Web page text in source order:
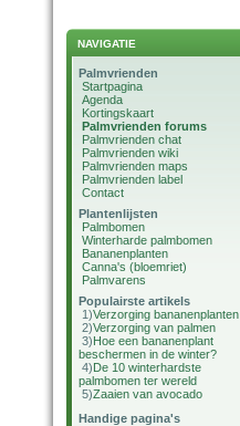
NAVIGATIE
Palmvrienden
Startpagina
Agenda
Kortingskaart
Palmvrienden forums
Palmvrienden chat
Palmvrienden wiki
Palmvrienden maps
Palmvrienden label
Contact
Plantenlijsten
Palmbomen
Winterharde palmbomen
Bananenplanten
Canna's (bloemriet)
Palmvarens
Populairste artikels
1)Verzorging bananenplanten
2)Verzorging van palmen
3)Hoe een bananenplant
beschermen in de winter?
4)De 10 winterhardste
palmbomen ter wereld
5)Zaaien van avocado
Handige pagina's